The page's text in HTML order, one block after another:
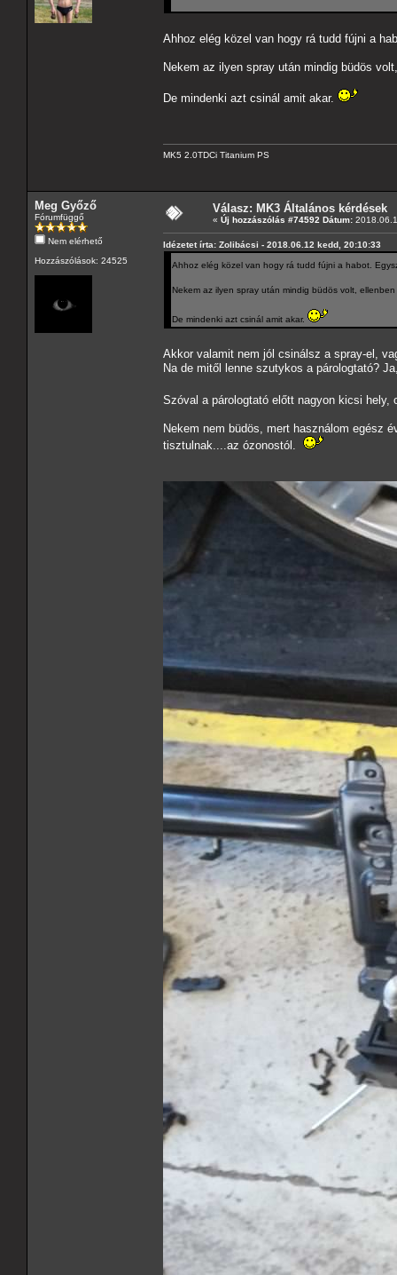
Ahhoz elég közel van hogy rá tudd fújni a
Nekem az ilyen spray után mindig büdös
De mindenki azt csinál amit akar.
MK5 2.0TDCi Titanium PS
Meg Győző
Fórumfüggő
Nem elérhető
Hozzászólások: 24525
Válasz: MK3 Általános kérdések
« Új hozzászólás #74592 Dátum:
Idézetet írta: Zolibácsi - 2018.06.12 kedd, 20:10:33
Ahhoz elég közel van hogy rá tudd fújni a habot.
Nekem az ilyen spray után mindig büdös volt,
De mindenki azt csinál amit akar.
Akkor valamit nem jól csinálsz a spray-el,
Na de mitől lenne szutykos a párologtató?
Szóval a párologtató előtt nagyon kicsi
Nekem nem büdös, mert használom egész
tisztulnak....az ózonostól.